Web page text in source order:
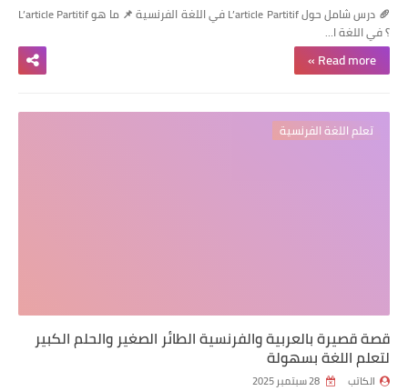
🥖 درس شامل حول L’article Partitif في اللغة الفرنسية 📌 ما هو L’article Partitif
؟ في اللغة ا…
Read more »
تعلم اللغة الفرنسية
قصة قصيرة بالعربية والفرنسية الطائر الصغير والحلم الكبير
لتعلم اللغة بسهولة
الكاتب